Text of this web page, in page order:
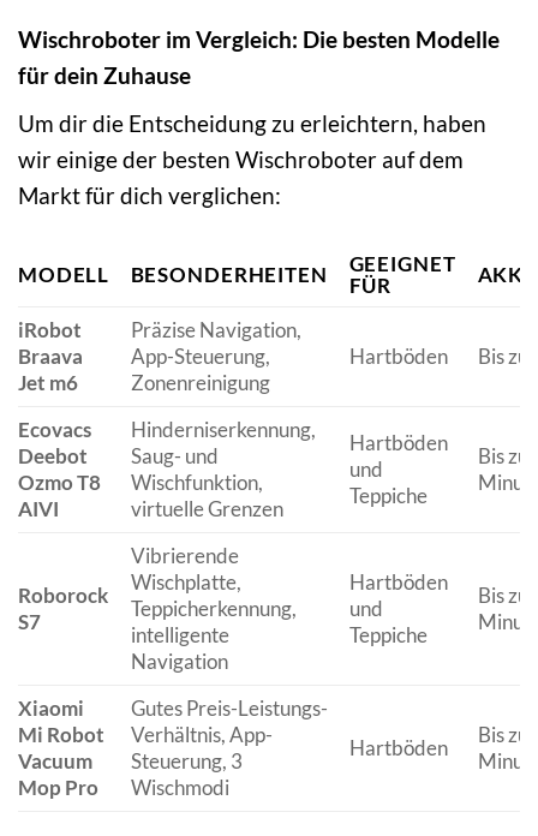
Wischroboter im Vergleich: Die besten Modelle
für dein Zuhause
Um dir die Entscheidung zu erleichtern, haben
wir einige der besten Wischroboter auf dem
Markt für dich verglichen:
MODELL BESONDERHEITEN
GEEIGNET
FÜR
iRobot
Braava
Jet m6
Präzise Navigation,
App-Steuerung,
Zonenreinigung
Hartböden Bis zu
Ecovacs
Deebot
Ozmo T8
AIVI
Hinderniserkennung,
Saug- und
Wischfunktion,
virtuelle Grenzen
Hartböden
und
Teppiche
Bis zu
Roborock
S7
Vibrierende
Wischplatte,
Teppicherkennung,
intelligente
Navigation
Hartböden
und
Teppiche
Bis zu
Xiaomi
Mi Robot
Vacuum
Mop Pro
Gutes Preis-Leistungs-
Verhältnis, App-
Steuerung, 3
Wischmodi
Hartböden
Bis zu